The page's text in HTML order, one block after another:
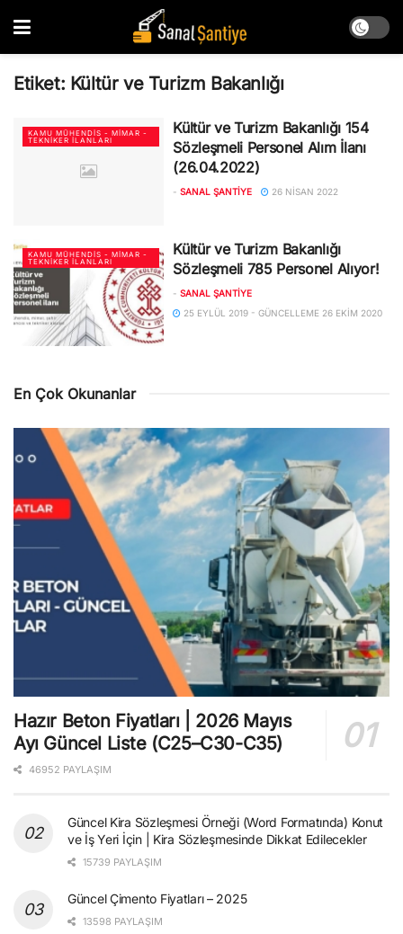
Etiket: Kültür ve Turizm Bakanlığı
KAMU MÜHENDIS - MIMAR -
TEKNIKER İLANLARI
Kültür ve Turizm Bakanlığı 154
Sözleşmeli Personel Alım İlanı
(26.04.2022)
- SANAL ŞANTIYE 26 NISAN 2022
KAMU MÜHENDIS - MIMAR -
TEKNIKER İLANLARI
Kültür ve Turizm Bakanlığı
Sözleşmeli 785 Personel Alıyor!
- SANAL ŞANTIYE
25 EYLÜL 2019 - GÜNCELLEME 26 EKIM 2020
En Çok Okunanlar
Hazır Beton Fiyatları | 2026 Mayıs
Ayı Güncel Liste (C25–C30-C35)
46952 PAYLAŞIM
Güncel Kira Sözleşmesi Örneği (Word Formatında) Konut
ve İş Yeri İçin | Kira Sözleşmesinde Dikkat Edilecekler
15739 PAYLAŞIM
Güncel Çimento Fiyatları – 2025
13598 PAYLAŞIM